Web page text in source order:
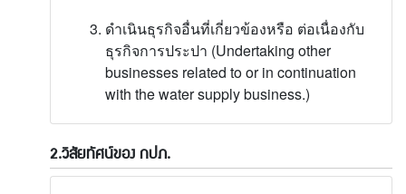
ดำเนินธุรกิจอื่นที่เกี่ยวข้องหรือ ต่อเนื่องกับ
ธุรกิจการประปา (Undertaking other
businesses related to or in continuation
with the water supply business.)
2.วิสัยทัศน์ของ กปภ.